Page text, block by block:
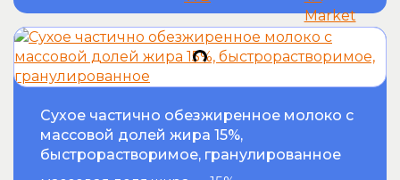
Сухое частично обезжиренное молоко с
массовой долей жира 15%,
быстрорастворимое, гранулированное